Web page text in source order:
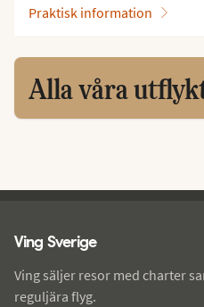
Praktisk information
Alla våra
Ving Sverige
Ving säljer resor med charter
reguljära flyg.